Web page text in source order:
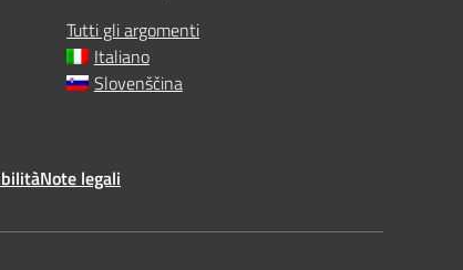
Tutti gli argomenti
Italiano
Slovenščina
Note legali